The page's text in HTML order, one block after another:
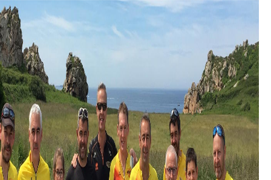
Une ambiance
cordiale, pendant et
après l'effort !